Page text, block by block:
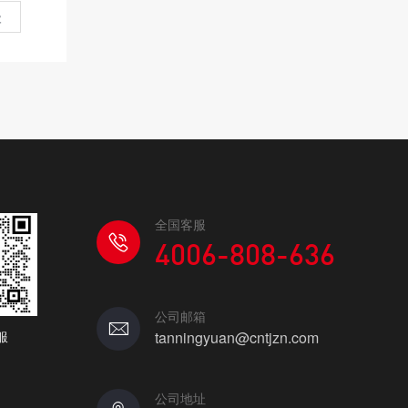
全国客服
4006-808-636
公司邮箱
tanningyuan@cntjzn.com
公司地址